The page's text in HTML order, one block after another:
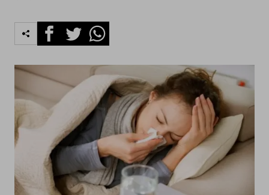
FacebookTwitterWhatsapp